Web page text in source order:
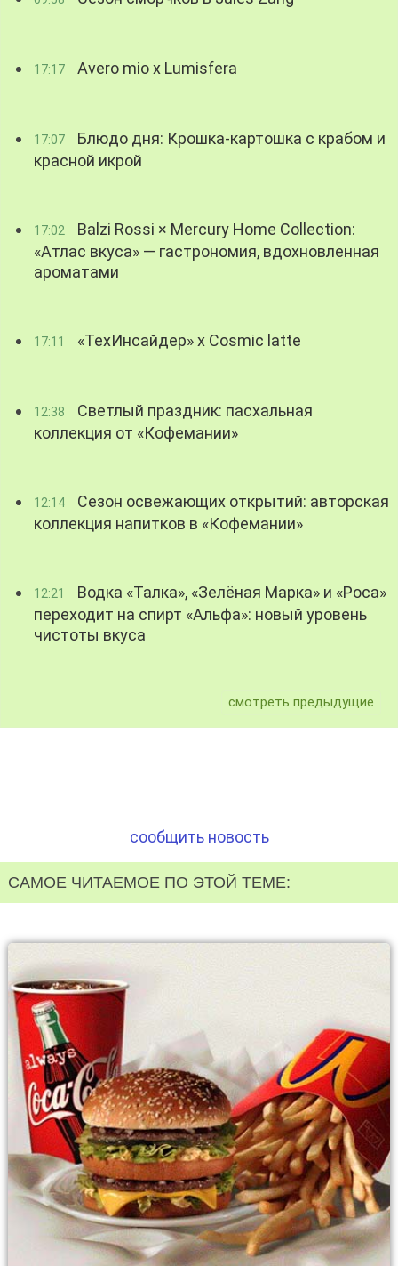
17:17 Avero mio x Lumisfera
17:07
Блюдо дня: Крошка-картошка с крабом и
красной икрой
17:02
Balzi Rossi × Mercury Home Collection:
«Атлас вкуса» — гастрономия, вдохновленная
ароматами
17:11 «ТехИнсайдер» х Cosmic latte
12:38
Светлый праздник: пасхальная
коллекция от «Кофемании»
12:14
Сезон освежающих открытий: авторская
коллекция напитков в «Кофемании»
12:21
Водка «Талка», «Зелёная Марка» и «Роса»
переходит на спирт «Альфа»: новый уровень
чистоты вкуса
смотреть предыдущие
сообщить новость
САМОЕ ЧИТАЕМОЕ ПО ЭТОЙ ТЕМЕ: